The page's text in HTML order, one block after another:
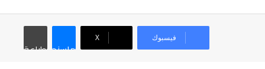
فيسبوك ‫X
ماسنجر طباعة